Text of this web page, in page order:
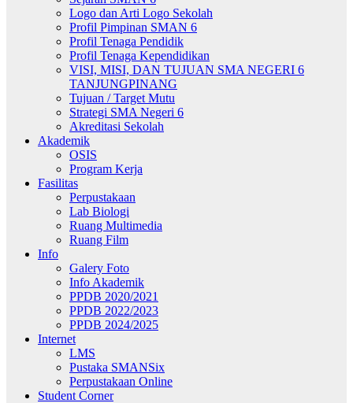
Logo dan Arti Logo Sekolah
Profil Pimpinan SMAN 6
Profil Tenaga Pendidik
Profil Tenaga Kependidikan
VISI, MISI, DAN TUJUAN SMA NEGERI 6
TANJUNGPINANG
Tujuan / Target Mutu
Strategi SMA Negeri 6
Akreditasi Sekolah
Akademik
OSIS
Program Kerja
Fasilitas
Perpustakaan
Lab Biologi
Ruang Multimedia
Ruang Film
Info
Galery Foto
Info Akademik
PPDB 2020/2021
PPDB 2022/2023
PPDB 2024/2025
Internet
LMS
Pustaka SMANSix
Perpustakaan Online
Student Corner